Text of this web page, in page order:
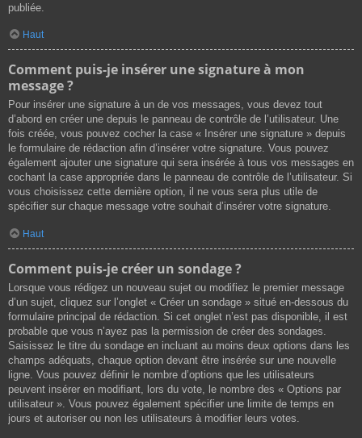
publiée.
Haut
Comment puis-je insérer une signature à mon
message ?
Pour insérer une signature à un de vos messages, vous devez tout
d’abord en créer une depuis le panneau de contrôle de l’utilisateur. Une
fois créée, vous pouvez cocher la case « Insérer une signature » depuis
le formulaire de rédaction afin d’insérer votre signature. Vous pouvez
également ajouter une signature qui sera insérée à tous vos messages en
cochant la case appropriée dans le panneau de contrôle de l’utilisateur. Si
vous choisissez cette dernière option, il ne vous sera plus utile de
spécifier sur chaque message votre souhait d’insérer votre signature.
Haut
Comment puis-je créer un sondage ?
Lorsque vous rédigez un nouveau sujet ou modifiez le premier message
d’un sujet, cliquez sur l’onglet « Créer un sondage » situé en-dessous du
formulaire principal de rédaction. Si cet onglet n’est pas disponible, il est
probable que vous n’ayez pas la permission de créer des sondages.
Saisissez le titre du sondage en incluant au moins deux options dans les
champs adéquats, chaque option devant être insérée sur une nouvelle
ligne. Vous pouvez définir le nombre d’options que les utilisateurs
peuvent insérer en modifiant, lors du vote, le nombre des « Options par
utilisateur ». Vous pouvez également spécifier une limite de temps en
jours et autoriser ou non les utilisateurs à modifier leurs votes.